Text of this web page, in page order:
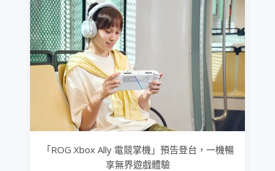
「ROG Xbox Ally 電競掌機」預告登台，一機暢
享無界遊戲體驗